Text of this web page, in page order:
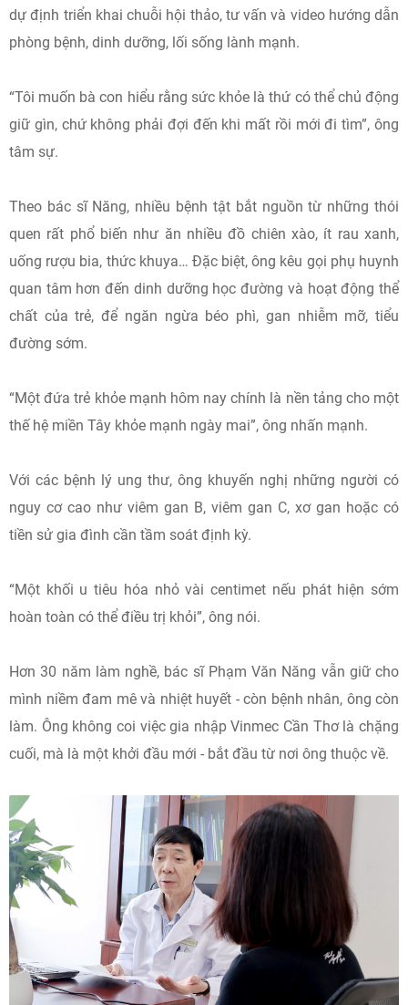
dự định triển khai chuỗi hội thảo, tư vấn và video hướng dẫn
phòng bệnh, dinh dưỡng, lối sống lành mạnh.
“Tôi muốn bà con hiểu rằng sức khỏe là thứ có thể chủ động
giữ gìn, chứ không phải đợi đến khi mất rồi mới đi tìm”, ông
tâm sự.
Theo bác sĩ Năng, nhiều bệnh tật bắt nguồn từ những thói
quen rất phổ biến như ăn nhiều đồ chiên xào, ít rau xanh,
uống rượu bia, thức khuya… Đặc biệt, ông kêu gọi phụ huynh
quan tâm hơn đến dinh dưỡng học đường và hoạt động thể
chất của trẻ, để ngăn ngừa béo phì, gan nhiễm mỡ, tiểu
đường sớm.
“Một đứa trẻ khỏe mạnh hôm nay chính là nền tảng cho một
thế hệ miền Tây khỏe mạnh ngày mai”, ông nhấn mạnh.
Với các bệnh lý ung thư, ông khuyến nghị những người có
nguy cơ cao như viêm gan B, viêm gan C, xơ gan hoặc có
tiền sử gia đình cần tầm soát định kỳ.
“Một khối u tiêu hóa nhỏ vài centimet nếu phát hiện sớm
hoàn toàn có thể điều trị khỏi”, ông nói.
Hơn 30 năm làm nghề, bác sĩ Phạm Văn Năng vẫn giữ cho
mình niềm đam mê và nhiệt huyết - còn bệnh nhân, ông còn
làm. Ông không coi việc gia nhập Vinmec Cần Thơ là chặng
cuối, mà là một khởi đầu mới - bắt đầu từ nơi ông thuộc về.